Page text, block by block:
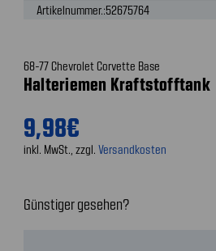
Artikelnummer.:52675764
68-77 Chevrolet Corvette Base
Halteriemen Kraftstofftank
9,98€
inkl. MwSt., zzgl. Versandkosten
Günstiger gesehen?